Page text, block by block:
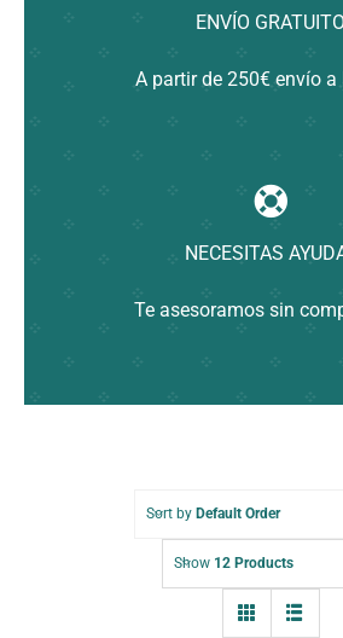
ENVÍO
A partir de 250€ envío a
NECESITAS
Te asesoramos sin
Sort by Default Order
Show 12 Products